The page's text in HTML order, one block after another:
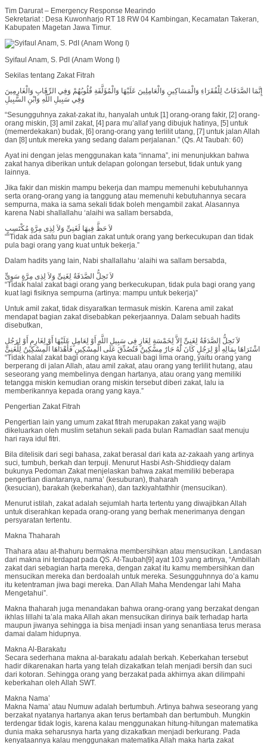
Tim Darurat – Emergency Response Mearindo
Sekretariat : Desa Kuwonharjo RT 18 RW 04 Kambingan, Kecamatan Takeran,
Kabupaten Magetan Jawa Timur.
Syifaul Anam, S. PdI (Anam Wong I)
Sekilas tentang Zakat Fitrah
إِنَّمَا الصَّدَقَاتُ لِلْفُقَرَاءِ وَالْمَسَاكِينِ وَالْعَامِلِينَ عَلَيْهَا وَالْمُؤَلَّفَةِ قُلُوبُهُمْ وَفِي الرِّقَابِ وَالْغَارِمِينَ
وَفِي سَبِيلِ اللَّهِ وَابْنِ السَّبِيلِ
“Sesungguhnya zakat-zakat itu, hanyalah untuk [1] orang-orang fakir, [2] orang-
orang miskin, [3] amil zakat, [4] para mu’allaf yang dibujuk hatinya, [5] untuk
(memerdekakan) budak, [6] orang-orang yang terlilit utang, [7] untuk jalan Allah
dan [8] untuk mereka yang sedang dalam perjalanan.” (Qs. At Taubah: 60)
Ayat ini dengan jelas menggunakan kata “innama”, ini menunjukkan bahwa
zakat hanya diberikan untuk delapan golongan tersebut, tidak untuk yang
lainnya.
Jika fakir dan miskin mampu bekerja dan mampu memenuhi kebutuhannya
serta orang-orang yang ia tanggung atau memenuhi kebutuhannya secara
sempurna, maka ia sama sekali tidak boleh mengambil zakat. Alasannya
karena Nabi shallallahu ‘alaihi wa sallam bersabda,
لاَ حَظَّ فِيهَا لَغَنِىٍّ وَلاَ لِذِى مِرَّةٍ مُكْتَسِبٍ
““Tidak ada satu pun bagian zakat untuk orang yang berkecukupan dan tidak
pula bagi orang yang kuat untuk bekerja.”
Dalam hadits yang lain, Nabi shallallahu ‘alaihi wa sallam bersabda,
لاَ تَحِلُّ الصَّدَقَةُ لِغَنِىٍّ وَلاَ لِذِى مِرَّةٍ سَوِىٍّ
“Tidak halal zakat bagi orang yang berkecukupan, tidak pula bagi orang yang
kuat lagi fisiknya sempurna (artinya: mampu untuk bekerja)”
Untuk amil zakat, tidak disyaratkan termasuk miskin. Karena amil zakat
mendapat bagian zakat disebabkan pekerjaannya. Dalam sebuah hadits
disebutkan,
لاَ تَحِلُّ الصَّدَقَةُ لِغَنِىٍّ إِلاَّ لِخَمْسَةٍ لِغَازٍ فِى سَبِيلِ اللَّهِ أَوْ لِعَامِلٍ عَلَيْهَا أَوْ لِغَارِمٍ أَوْ لِرَجُلٍ
اشْتَرَاهَا بِمَالِهِ أَوْ لِرَجُلٍ كَانَ لَهُ جَارٌ مِسْكِينٌ فَتُصُدِّقَ عَلَى الْمِسْكِينِ فَأَهْدَاهَا الْمِسْكِينُ لِلْغَنِىِّ
“Tidak halal zakat bagi orang kaya kecuali bagi lima orang, yaitu orang yang
berperang di jalan Allah, atau amil zakat, atau orang yang terlilit hutang, atau
seseorang yang membelinya dengan hartanya, atau orang yang memiliki
tetangga miskin kemudian orang miskin tersebut diberi zakat, lalu ia
memberikannya kepada orang yang kaya.”
Pengertian Zakat Fitrah
Pengertian lain yang umum zakat fitrah merupakan zakat yang wajib
dikeluarkan oleh muslim setahun sekali pada bulan Ramadlan saat menuju
hari raya idul fitri.
Bila ditelisik dari segi bahasa, zakat berasal dari kata az-zakaah yang artinya
suci, tumbuh, berkah dan terpuji. Menurut Hasbi Ash-Shiddieqy dalam
bukunya Pedoman Zakat menjelaskan bahwa zakat memiliki beberapa
pengertian diantaranya, nama’ (kesuburan), thaharah
(kesucian), barakah (keberkahan), dan tazkiyahtathhir (mensucikan).
Menurut istilah, zakat adalah sejumlah harta tertentu yang diwajibkan Allah
untuk diserahkan kepada orang-orang yang berhak menerimanya dengan
persyaratan tertentu.
Makna Thaharah
Thahara atau at-thahuru bermakna membersihkan atau mensucikan. Landasan
dari makna ini terdapat pada QS. At-Taubah[9] ayat 103 yang artinya, “Ambillah
zakat dari sebagian harta mereka, dengan zakat itu kamu membersihkan dan
mensucikan mereka dan berdoalah untuk mereka. Sesungguhnnya do’a kamu
itu ketentraman jiwa bagi mereka. Dan Allah Maha Mendengar lahi Maha
Mengetahui”.
Makna thaharah juga menandakan bahwa orang-orang yang berzakat dengan
ikhlas lillahi ta’ala maka Allah akan mensucikan dirinya baik terhadap harta
maupun jiwanya sehingga ia bisa menjadi insan yang senantiasa terus merasa
damai dalam hidupnya.
Makna Al-Barakatu
Secara sederhana makna al-barakatu adalah berkah. Keberkahan tersebut
hadir dikarenakan harta yang telah dizakatkan telah menjadi bersih dan suci
dari kotoran. Sehingga orang yang berzakat pada akhirnya akan dilimpahi
keberkahan oleh Allah SWT.
Makna Nama’
Makna Nama’ atau Numuw adalah bertumbuh. Artinya bahwa seseorang yang
berzakat nyatanya hartanya akan terus bertambah dan bertumbuh. Mungkin
terdengar tidak logis, karena kalau menggunakan hitung-hitungan matematika
dunia maka seharusnya harta yang dizakatkan menjadi berkurang. Pada
kenyataannya kalau menggunakan matematika Allah maka harta zakat